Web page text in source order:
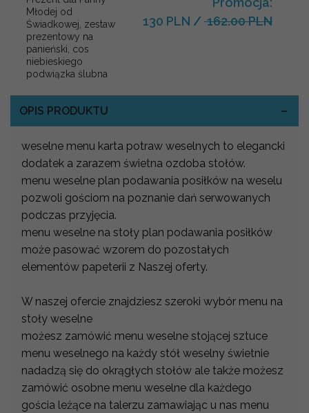
Młodej od
Świadkowej, zestaw
prezentowy na
panieński, cos
niebieskiego
podwiązka ślubna
130 PLN / 162.00 PLN
OPIS PRODUKTU
weselne menu karta potraw weselnych to elegancki
dodatek a zarazem świetna ozdoba stołów.
menu weselne plan podawania posiłków na weselu
pozwoli gościom na poznanie dań serwowanych
podczas przyjęcia.
menu weselne na stoły plan podawania posiłków
może pasować wzorem do pozostałych
elementów papeterii z Naszej oferty.
W naszej ofercie znajdziesz szeroki wybór menu na
stoły weselne
możesz zamówić menu weselne stojącej sztuce
menu weselnego na każdy stół weselny świetnie
nadadzą się do okrągłych stołów ale także możesz
zamówić osobne menu weselne dla każdego
gościa leżące na talerzu zamawiając u nas menu